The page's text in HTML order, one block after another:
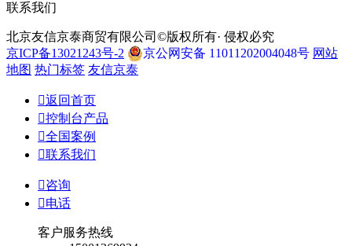
联系我们
北京友信京泰商贸有限公司©版权所有· 侵权必究
京ICP备13021243号-2
京公网安备 11011202004048号 网站
地图 热门标签 友信京泰
返回首页
控制台产品
全国案例
联系我们
咨询
电话
客户服务热线